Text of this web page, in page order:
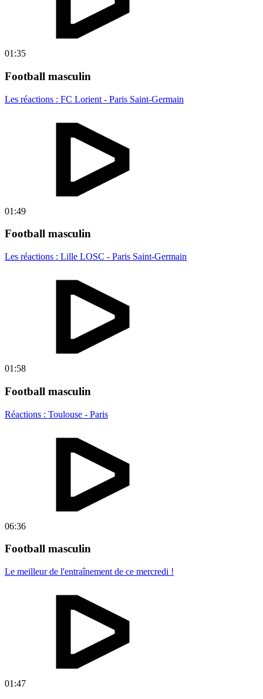
01:35
Football masculin
Les réactions : FC Lorient - Paris Saint-Germain
01:49
Football masculin
Les réactions : Lille LOSC - Paris Saint-Germain
01:58
Football masculin
Réactions : Toulouse - Paris
06:36
Football masculin
Le meilleur de l'entraînement de ce mercredi !
01:47